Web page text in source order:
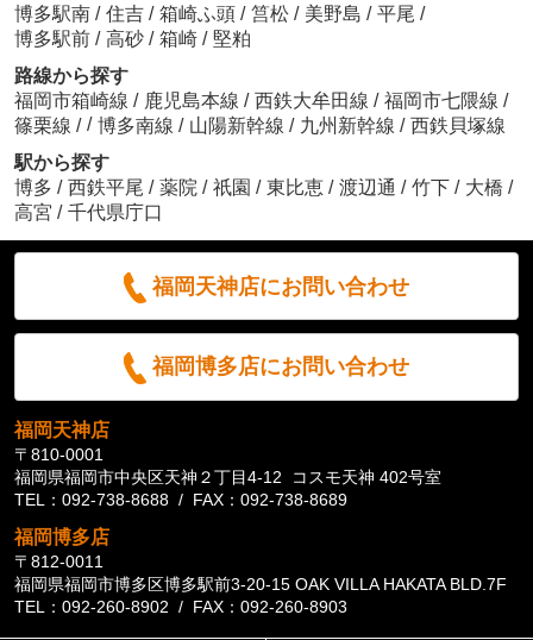
博多駅南 / 住吉 / 箱崎ふ頭 / 筥松 / 美野島 / 平尾 /
博多駅前 / 高砂 / 箱崎 / 堅粕
路線から探す
福岡市箱崎線 / 鹿児島本線 / 西鉄大牟田線 / 福岡市七隈線 /
篠栗線 / / 博多南線 / 山陽新幹線 / 九州新幹線 / 西鉄貝塚線
駅から探す
博多 / 西鉄平尾 / 薬院 / 祇園 / 東比恵 / 渡辺通 / 竹下 / 大橋 /
高宮 / 千代県庁口
福岡天神店にお問い合わせ
福岡博多店にお問い合わせ
福岡天神店
〒810-0001
福岡県福岡市中央区天神２丁目4-12 コスモ天神 402号室
TEL：092-738-8688 / FAX：092-738-8689
福岡博多店
〒812-0011
福岡県福岡市博多区博多駅前3-20-15 OAK VILLA HAKATA BLD.7F
TEL：092-260-8902 / FAX：092-260-8903